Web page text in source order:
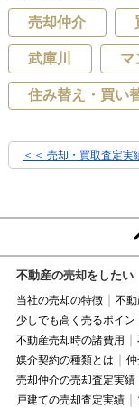
売却仲介
武庫川 マ
住み替え・買い
＜＜ 売却・買取査定実
不動産の売却をしたい
当社の売却の特徴 不
少しでも高く売るポイン
不動産売却時の諸費用
媒介契約の種類とは
仲
売却仲介の売却査定実績
戸建ての売却査定実績